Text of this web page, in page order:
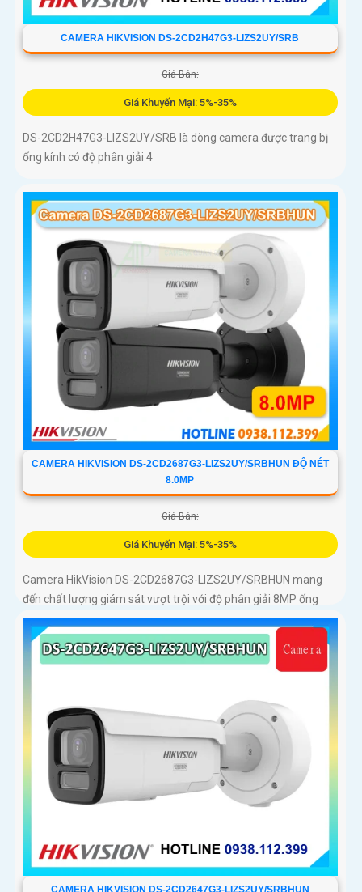
CAMERA HIKVISION DS-2CD2H47G3-LIZS2UY/SRB
Giá Bán:
Giá Khuyến Mại: 5%-35%
DS-2CD2H47G3-LIZS2UY/SRB là dòng camera được trang bị
ống kính có độ phân giải 4
CAMERA HIKVISION DS-2CD2687G3-LIZS2UY/SRBHUN ĐỘ NÉT
8.0MP
Giá Bán:
Giá Khuyến Mại: 5%-35%
Camera HikVision DS-2CD2687G3-LIZS2UY/SRBHUN mang
đến chất lượng giám sát vượt trội với độ phân giải 8MP ống
kính zoom quang 4x và công nghệ ColorVu
CAMERA HIKVISION DS-2CD2647G3-LIZS2UY/SRBHUN